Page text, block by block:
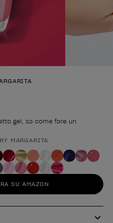
gel, sa come fare un
MARGARITA
SU AMAZON